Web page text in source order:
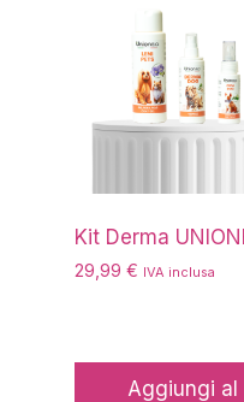
Kit Derma
29,99 € IVA inclusa
Aggiungi al